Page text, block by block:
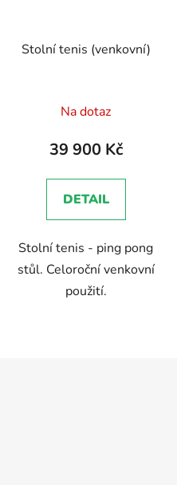
Stolní tenis (venkovní)
Na dotaz
39 900 Kč
DETAIL
Stolní tenis - ping pong
stůl. Celoroční venkovní
použití.